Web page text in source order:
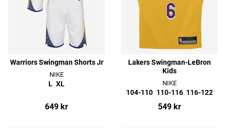
Warriors Swingman Shorts Jr
NIKE
L XL
649 kr
Lakers Swingman-LeBron
Kids
NIKE
104-110 110-116 116-122
549 kr